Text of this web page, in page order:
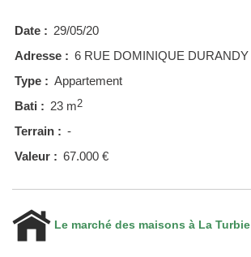
Date : 29/05/20
Adresse : 6 RUE DOMINIQUE DURANDY
Type : Appartement
Bati : 23 m2
Terrain : -
Valeur : 67.000 €
Le marché des maisons à La Turbie